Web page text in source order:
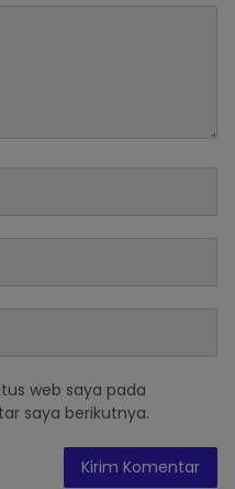
web saya pada
saya berikutnya.